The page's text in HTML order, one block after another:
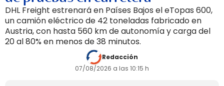
DHL Freight estrenará en Países Bajos el eTopas 600,
un camión eléctrico de 42 toneladas fabricado en
Austria, con hasta 560 km de autonomía y carga del
20 al 80% en menos de 38 minutos.
Redacción
07/08/2026 a las 10:15 h